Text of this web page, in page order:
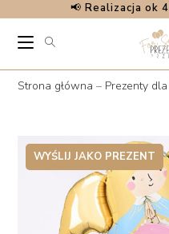
content
📢 Realizacja ok
Strona główna – Prezenty
WYŚLIJ JAKO PREZENT